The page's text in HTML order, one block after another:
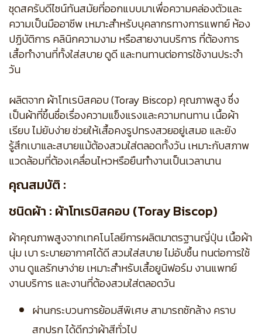
ชุดสครับดีไซน์ทันสมัยที่ออกแบบมาเพื่อความคล่องตัวและ
ความเป็นมืออาชีพ เหมาะสำหรับบุคลากรทางการแพทย์ ห้อง
ปฏิบัติการ คลินิกความงาม หรือสายงานบริการ ที่ต้องการ
เสื้อทำงานที่ทั้งใส่สบาย ดูดี และทนทานต่อการใช้งานประจำ
วัน
ผลิตจาก ผ้าโทเรบิสคอบ (Toray Biscop) คุณภาพสูง ซึ่ง
เป็นผ้าที่ขึ้นชื่อเรื่องความแข็งแรงและความทนทาน เนื้อผ้า
เรียบ ไม่ยับง่าย ช่วยให้เสื้อคงรูปทรงสวยอยู่เสมอ และยัง
รู้สึกเบาและสบายแม้ต้องสวมใส่ตลอดทั้งวัน เหมาะกับสภาพ
แวดล้อมที่ต้องเคลื่อนไหวหรือยืนทำงานเป็นเวลานาน
คุณสมบัติ :
ชนิดผ้า : ผ้าโทเรบิสคอบ (Toray Biscop)
ผ้าคุณภาพสูงจากเทคโนโลยีการผลิตมาตรฐานญี่ปุ่น เนื้อผ้า
นุ่ม เบา ระบายอากาศได้ดี สวมใส่สบาย ไม่อับชื้น ทนต่อการใช้
งาน ดูแลรักษาง่าย เหมาะสำหรับเสื้อยูนิฟอร์ม งานแพทย์
งานบริการ และงานที่ต้องสวมใส่ตลอดวัน
ผ่านกระบวนการย้อมสีพิเศษ สามารถซักล้าง คราบ
สกปรก ได้ดีกว่าผ้าสีทั่วไป